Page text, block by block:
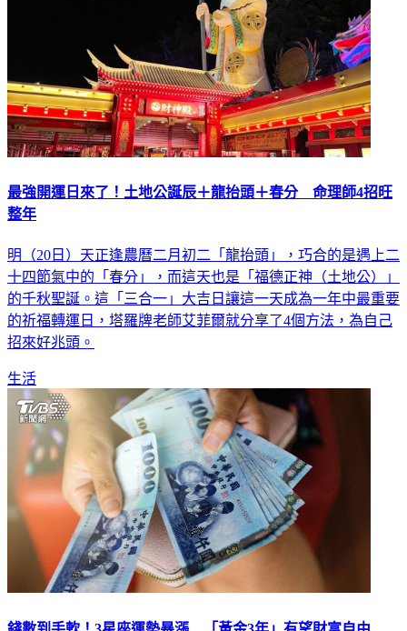
最強開運日來了！土地公誕辰＋龍抬頭＋春分 命理師4招旺
整年
明（20日）天正逢農曆二月初二「龍抬頭」，巧合的是遇上二
十四節氣中的「春分」，而這天也是「福德正神（土地公）」
的千秋聖誕。這「三合一」大吉日讓這一天成為一年中最重要
的祈福轉運日，塔羅牌老師艾菲爾就分享了4個方法，為自己
招來好兆頭。
生活